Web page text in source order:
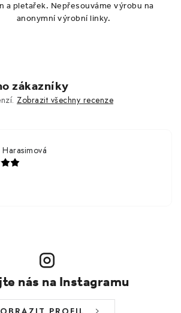
a pletařek. Nepřesouváme výrobu na
anonymní výrobní linky.
zákazníky
Zobrazit všechny recenze
nás na Instagramu